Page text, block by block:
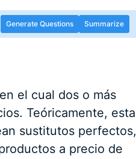
Generate Questions Summarize
el cual dos o más
Teóricamente, esta
sustitutos perfectos,
a precio de